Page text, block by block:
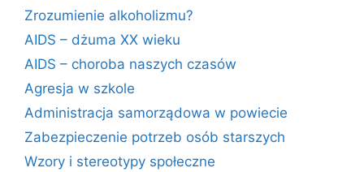
Zrozumienie alkoholizmu?
AIDS – dżuma XX wieku
AIDS – choroba naszych czasów
Agresja w szkole
Administracja samorządowa w powiecie
Zabezpieczenie potrzeb osób starszych
Wzory i stereotypy społeczne